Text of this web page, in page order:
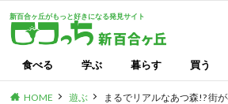
新百合ヶ丘がもっと好きになる発見サイト
食べる 学ぶ 暮らす 買う
HOME 遊ぶ まるでリアルなあつ森!? 街